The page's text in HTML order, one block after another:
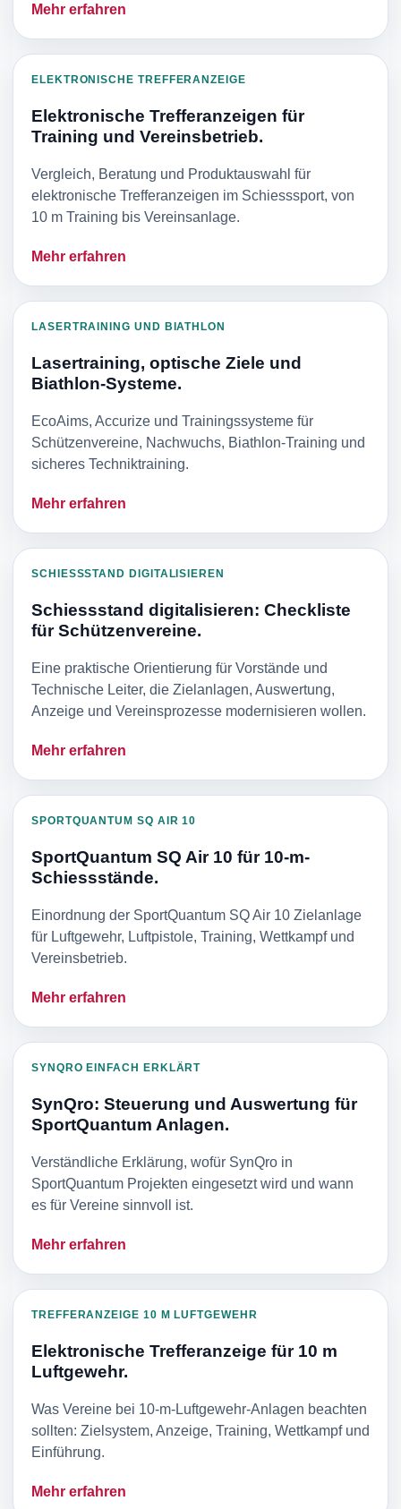
Mehr erfahren
ELEKTRONISCHE TREFFERANZEIGE
Elektronische Trefferanzeigen für
Training und Vereinsbetrieb.
Vergleich, Beratung und Produktauswahl für
elektronische Trefferanzeigen im Schiesssport, von
10 m Training bis Vereinsanlage.
Mehr erfahren
LASERTRAINING UND BIATHLON
Lasertraining, optische Ziele und
Biathlon-Systeme.
EcoAims, Accurize und Trainingssysteme für
Schützenvereine, Nachwuchs, Biathlon-Training und
sicheres Techniktraining.
Mehr erfahren
SCHIESSSTAND DIGITALISIEREN
Schiessstand digitalisieren: Checkliste
für Schützenvereine.
Eine praktische Orientierung für Vorstände und
Technische Leiter, die Zielanlagen, Auswertung,
Anzeige und Vereinsprozesse modernisieren wollen.
Mehr erfahren
SPORTQUANTUM SQ AIR 10
SportQuantum SQ Air 10 für 10-m-
Schiessstände.
Einordnung der SportQuantum SQ Air 10 Zielanlage
für Luftgewehr, Luftpistole, Training, Wettkampf und
Vereinsbetrieb.
Mehr erfahren
SYNQRO EINFACH ERKLÄRT
SynQro: Steuerung und Auswertung für
SportQuantum Anlagen.
Verständliche Erklärung, wofür SynQro in
SportQuantum Projekten eingesetzt wird und wann
es für Vereine sinnvoll ist.
Mehr erfahren
TREFFERANZEIGE 10 M LUFTGEWEHR
Elektronische Trefferanzeige für 10 m
Luftgewehr.
Was Vereine bei 10-m-Luftgewehr-Anlagen beachten
sollten: Zielsystem, Anzeige, Training, Wettkampf und
Einführung.
Mehr erfahren